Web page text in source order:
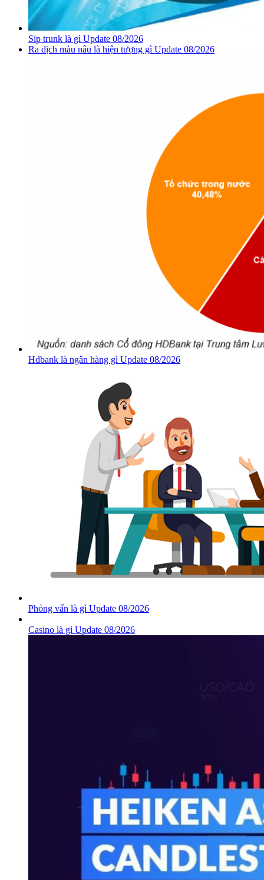
Sip trunk là gì Update 08/2026
Ra dịch màu nâu là hiện tượng gì Update 08/2026
Hdbank là ngân hàng gì Update 08/2026
Phỏng vấn là gì Update 08/2026
Casino là gì Update 08/2026